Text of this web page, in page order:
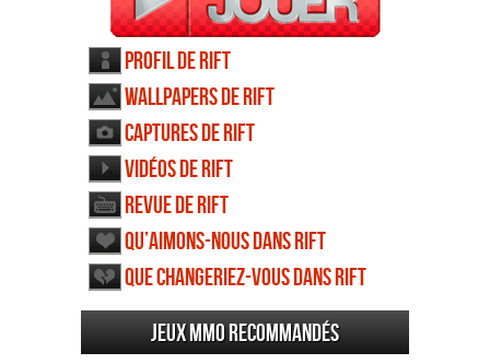
Profil de RIFT
Wallpapers de RIFT
Captures de RIFT
Vidéos de RIFT
Revue de RIFT
Qu’aimons-nous dans RIFT
Que changeriez-vous dans RIFT
Jeux MMO recommandés